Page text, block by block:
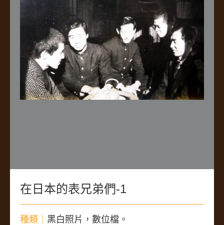
在日本的表兄弟們-1
種類｜ 黑白照片，數位檔。